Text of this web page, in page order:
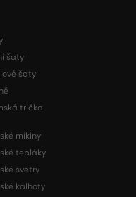
šaty
šaty
trička
mikiny
tepláky
svetry
kalhoty